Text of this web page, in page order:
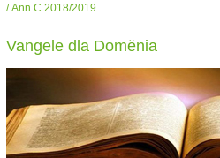
/ Ann C 2018/2019
Vangele dla Domënia